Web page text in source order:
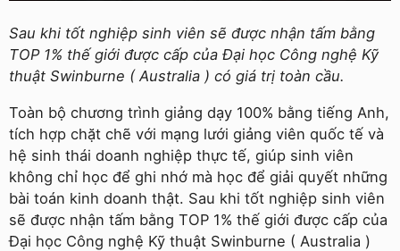
Sau khi tốt nghiệp sinh viên sẽ được nhận tấm bằng
TOP 1% thế giới được cấp của Đại học Công nghệ Kỹ
thuật Swinburne ( Australia ) có giá trị toàn cầu.
Toàn bộ chương trình giảng dạy 100% bằng tiếng Anh,
tích hợp chặt chẽ với mạng lưới giảng viên quốc tế và
hệ sinh thái doanh nghiệp thực tế, giúp sinh viên
không chỉ học để ghi nhớ mà học để giải quyết những
bài toán kinh doanh thật. Sau khi tốt nghiệp sinh viên
sẽ được nhận tấm bằng TOP 1% thế giới được cấp của
Đại học Công nghệ Kỹ thuật Swinburne ( Australia )